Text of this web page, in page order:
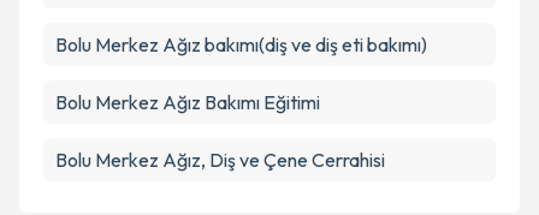
Bolu Merkez Ağız bakımı(diş ve diş eti bakımı)
Bolu Merkez Ağız Bakımı Eğitimi
Bolu Merkez Ağız, Diş ve Çene Cerrahisi